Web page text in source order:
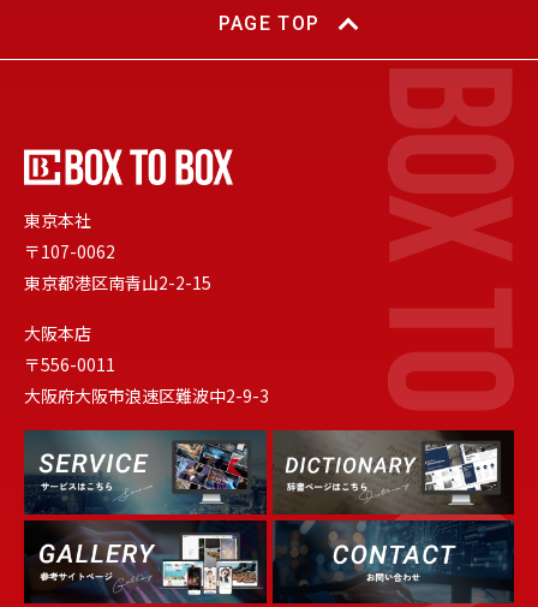
PAGE TOP
東京本社
〒107-0062
東京都港区南青山2-2-15
大阪本店
〒556-0011
大阪府大阪市浪速区難波中2-9-3
Service Dictionary
Gallery